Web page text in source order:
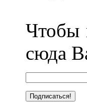
Чтобы
сюда